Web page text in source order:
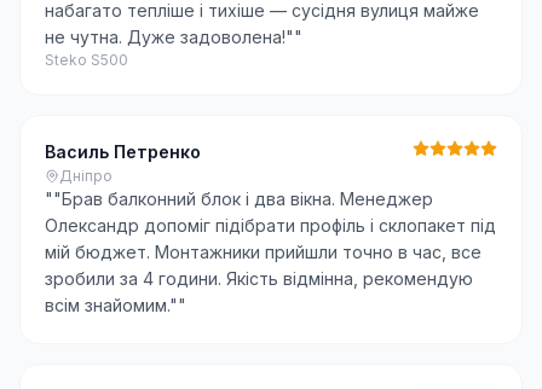
набагато тепліше і тихіше — сусідня вулиця майже
не чутна. Дуже задоволена!""
Steko S500
Василь Петренко
Дніпро
""Брав балконний блок і два вікна. Менеджер
Олександр допоміг підібрати профіль і склопакет під
мій бюджет. Монтажники прийшли точно в час, все
зробили за 4 години. Якість відмінна, рекомендую
всім знайомим.""